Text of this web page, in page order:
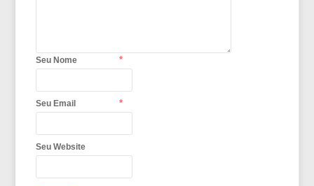
Seu Nome *
Seu Email *
Seu Website